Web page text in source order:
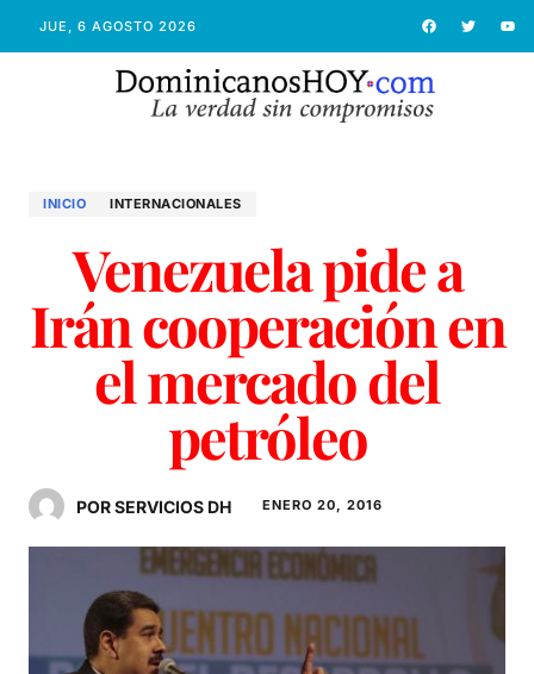
JUE, 6 AGOSTO 2026
INICIO INTERNACIONALES
Venezuela pide a
Irán cooperación en
el mercado del
petróleo
POR SERVICIOS DH ENERO 20, 2016